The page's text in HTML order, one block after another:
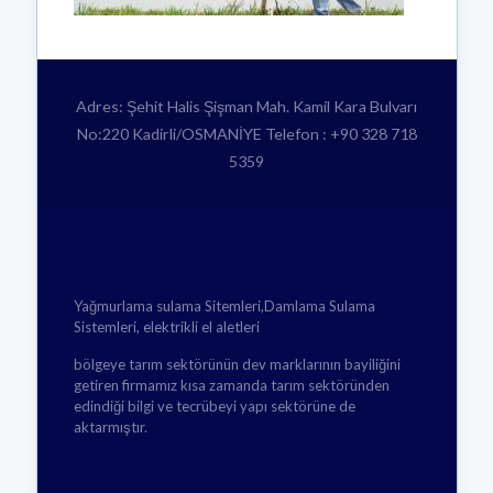
Adres: Şehit Halis Şişman Mah. Kamil Kara Bulvarı
No:220 Kadirli/OSMANİYE Telefon : +90 328 718
5359
Yağmurlama sulama Sitemleri,Damlama Sulama
Sistemleri, elektrikli el aletleri
bölgeye tarım sektörünün dev marklarının bayiliğini
getiren firmamız kısa zamanda tarım sektöründen
edindiği bilgi ve tecrübeyi yapı sektörüne de
aktarmıştır.